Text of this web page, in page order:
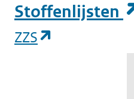
Stoffenlijsten
ZZS